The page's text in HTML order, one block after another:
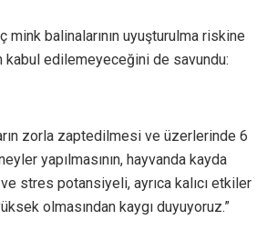
mink balinalarının uyuşturulma riskine
kabul edilemeyeceğini de savundu:
zorla zaptedilmesi ve üzerlerinde 6
yapılmasının, hayvanda kayda
stres potansiyeli, ayrıca kalıcı etkiler
olmasından kaygı duyuyoruz.”